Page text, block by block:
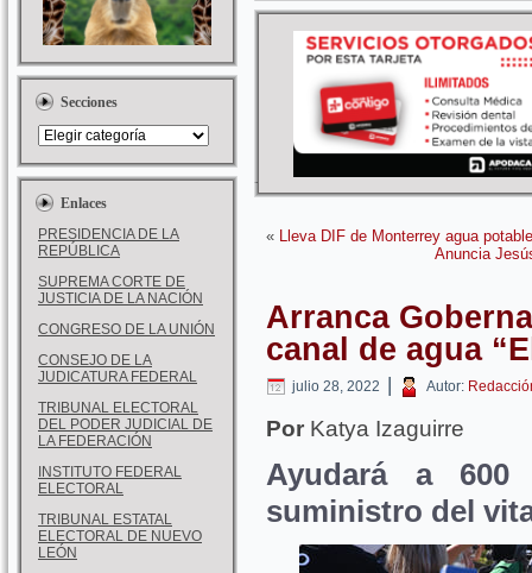
Secciones
Enlaces
PRESIDENCIA DE LA
REPÚBLICA
SUPREMA CORTE DE
JUSTICIA DE LA NACIÓN
CONGRESO DE LA UNIÓN
CONSEJO DE LA
JUDICATURA FEDERAL
TRIBUNAL ELECTORAL
DEL PODER JUDICIAL DE
LA FEDERACIÓN
INSTITUTO FEDERAL
ELECTORAL
TRIBUNAL ESTATAL
ELECTORAL DE NUEVO
LEÓN
« Lleva DIF de Monterrey agua
Anuncia
Arranca
canal de agua
julio 28, 2022 | Autor:
Por Katya Izaguirre
Ayudará a
suministro del